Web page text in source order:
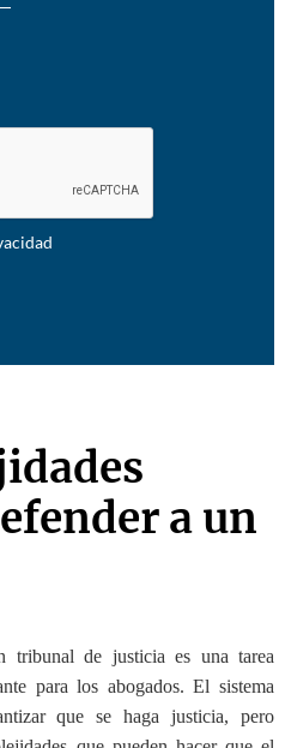
a un
tribunal de justicia es una tarea
para los abogados. El sistema
que se haga justicia, pero